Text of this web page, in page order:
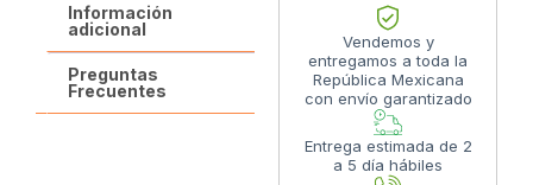
Información
adicional
Preguntas
Frecuentes
Vendemos y
entregamos a toda la
República Mexicana
con envío garantizado
Entrega estimada de 2
a 5 día hábiles